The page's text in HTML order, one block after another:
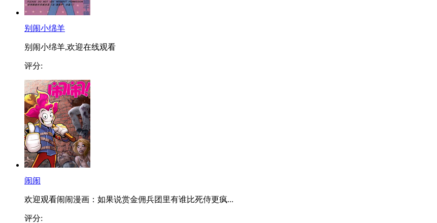
别闹小绵羊
别闹小绵羊,欢迎在线观看
评分:
闹闹
欢迎观看闹闹漫画：如果说赏金佣兵团里有谁比死侍更疯...
评分: